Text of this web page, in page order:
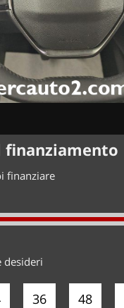
finanziamento
finanziare
desideri
36 48